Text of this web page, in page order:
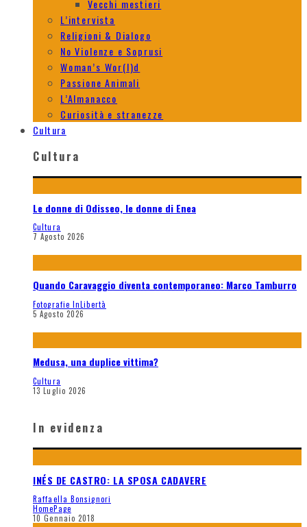
Vecchi mestieri
L’intervista
Religioni & Dialogo
No Violenze e Soprusi
Woman’s Wor(l)d
Passione Animali
L’Almanacco
Curiosità e stranezze
Cultura
Cultura
Le donne di Odisseo, le donne di Enea
Cultura
7 Agosto 2026
Quando Caravaggio diventa contemporaneo: Marco Tamburro
Fotografie InLibertà
5 Agosto 2026
Medusa, una duplice vittima?
Cultura
13 Luglio 2026
In evidenza
INÉS DE CASTRO: LA SPOSA CADAVERE
Raffaella Bonsignori
HomePage
10 Gennaio 2018